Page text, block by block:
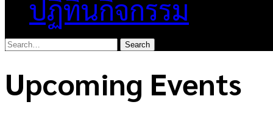
ปฏิทินกิจกรรม
Upcoming Events